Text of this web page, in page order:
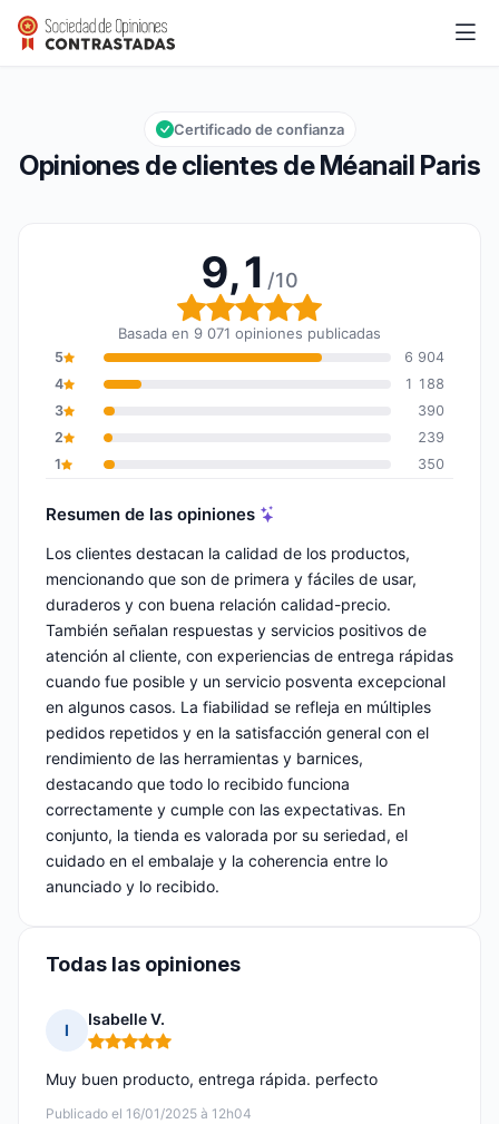
Méanail Paris
Calificación global: 9,1 de 10
9,1/10
Opiniones de clientes de Méanail Paris
Certificado de confianza
9,1 /10
Calificación global: 9,1
Basada en 9 071 opiniones publicadas
5
6 904
4
1 188
3
390
2
239
1
350
Resumen de las opiniones
Los clientes destacan la calidad de los productos,
mencionando que son de primera y fáciles de usar,
duraderos y con buena relación calidad-precio.
También señalan respuestas y servicios positivos de
atención al cliente, con experiencias de entrega rápidas
cuando fue posible y un servicio posventa excepcional
en algunos casos. La fiabilidad se refleja en múltiples
pedidos repetidos y en la satisfacción general con el
rendimiento de las herramientas y barnices,
destacando que todo lo recibido funciona
correctamente y cumple con las expectativas. En
conjunto, la tienda es valorada por su seriedad, el
cuidado en el embalaje y la coherencia entre lo
anunciado y lo recibido.
Todas las opiniones
I
Isabelle V.
Nota: 5 de 5
Publicado el 16/01/2025 à 12h04
Muy buen producto, entrega rápida. perfecto